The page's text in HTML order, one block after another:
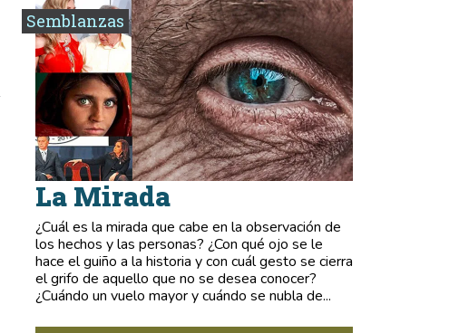
Semblanzas
La Mirada
¿Cuál es la mirada que cabe en la observación de
los hechos y las personas? ¿Con qué ojo se le
hace el guiño a la historia y con cuál gesto se cierra
el grifo de aquello que no se desea conocer?
¿Cuándo un vuelo mayor y cuándo se nubla de...